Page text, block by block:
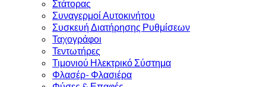
Στάτορας
Συναγερμοί Αυτοκινήτου
Συσκευή Διατήρησης Ρυθμίσεων
Ταχογράφοι
Τεντωτήρες
Τιμονιού Ηλεκτρικό Σύστημα
Φλασέρ- Φλασιέρα